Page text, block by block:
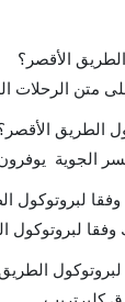
الأقصر؟
متن الرحلات
الطريق
لبروتوكول
لبروتوكول
الطريق